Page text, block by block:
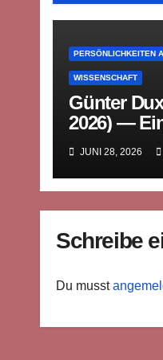
PERSÖNLICHKEITEN
WISSENSCHAFT
Günter
2026) —
im langen
Geschichte
JUNI 28, 2026
Schreibe
Du musst